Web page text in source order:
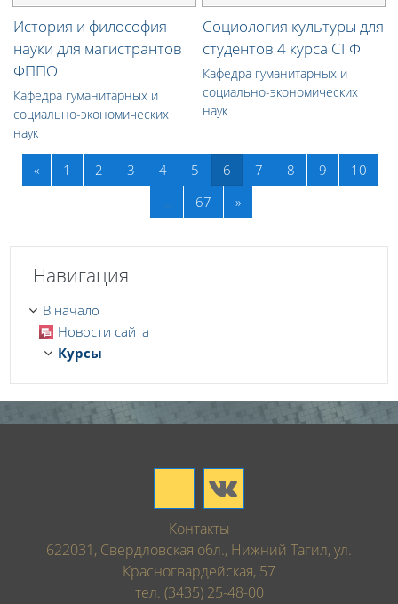
История и философия
науки для магистрантов
ФППО
Кафедра гуманитарных и
социально-экономических
наук
Социология культуры для
студентов 4 курса СГФ
Кафедра гуманитарных и
социально-экономических
наук
«Назад1 2 3 4 5 6 (текущая)
7 8 9
10
…
67 »Далее
Навигация
В начало
Новости сайта
Курсы
Контакты
622031, Свердловская обл., Нижний Тагил, ул.
Красногвардейская, 57
тел. (3435) 25-48-00